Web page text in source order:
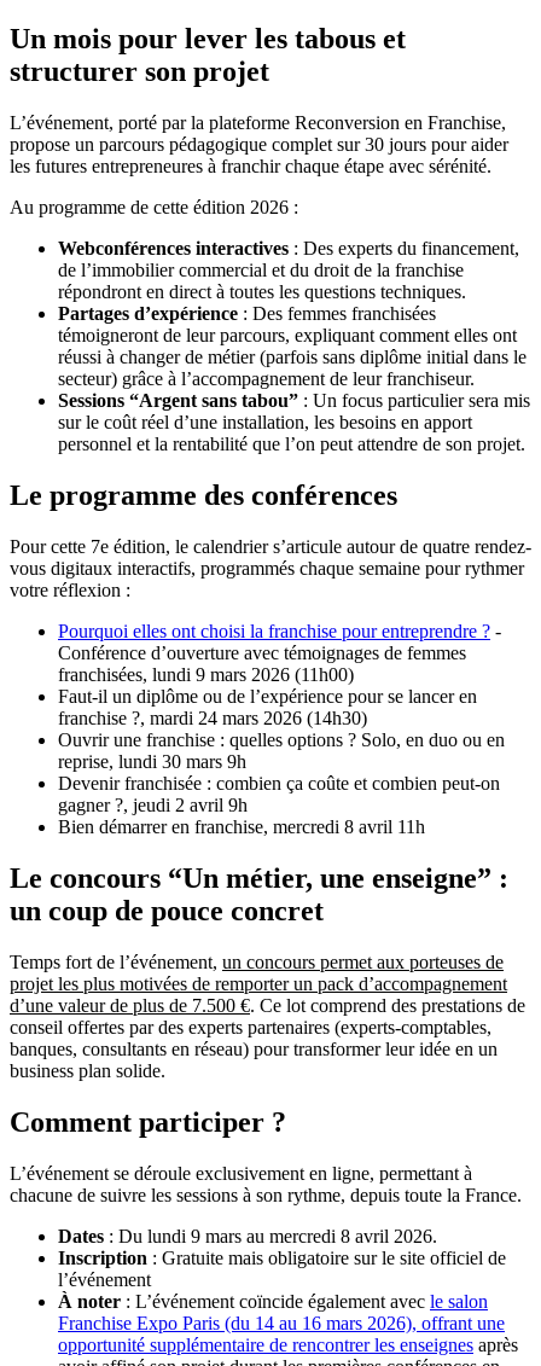
Un mois pour lever les tabous et
structurer son projet
L’événement, porté par la plateforme Reconversion en Franchise,
propose un parcours pédagogique complet sur 30 jours pour aider
les futures entrepreneures à franchir chaque étape avec sérénité.
Au programme de cette édition 2026 :
Webconférences interactives : Des experts du financement,
de l’immobilier commercial et du droit de la franchise
répondront en direct à toutes les questions techniques.
Partages d’expérience : Des femmes franchisées
témoigneront de leur parcours, expliquant comment elles ont
réussi à changer de métier (parfois sans diplôme initial dans le
secteur) grâce à l’accompagnement de leur franchiseur.
Sessions “Argent sans tabou” : Un focus particulier sera mis
sur le coût réel d’une installation, les besoins en apport
personnel et la rentabilité que l’on peut attendre de son projet.
Le programme des conférences
Pour cette 7e édition, le calendrier s’articule autour de quatre rendez-
vous digitaux interactifs, programmés chaque semaine pour rythmer
votre réflexion :
Pourquoi elles ont choisi la franchise pour entreprendre ? -
Conférence d’ouverture avec témoignages de femmes
franchisées, lundi 9 mars 2026 (11h00)
Faut-il un diplôme ou de l’expérience pour se lancer en
franchise ?, mardi 24 mars 2026 (14h30)
Ouvrir une franchise : quelles options ? Solo, en duo ou en
reprise, lundi 30 mars 9h
Devenir franchisée : combien ça coûte et combien peut-on
gagner ?, jeudi 2 avril 9h
Bien démarrer en franchise, mercredi 8 avril 11h
Le concours “Un métier, une enseigne” :
un coup de pouce concret
Temps fort de l’événement, un concours permet aux porteuses de
projet les plus motivées de remporter un pack d’accompagnement
d’une valeur de plus de 7.500 €. Ce lot comprend des prestations de
conseil offertes par des experts partenaires (experts-comptables,
banques, consultants en réseau) pour transformer leur idée en un
business plan solide.
Comment participer ?
L’événement se déroule exclusivement en ligne, permettant à
chacune de suivre les sessions à son rythme, depuis toute la France.
Dates : Du lundi 9 mars au mercredi 8 avril 2026.
Inscription : Gratuite mais obligatoire sur le site officiel de
l’événement
À noter : L’événement coïncide également avec le salon
Franchise Expo Paris (du 14 au 16 mars 2026), offrant une
opportunité supplémentaire de rencontrer les enseignes après